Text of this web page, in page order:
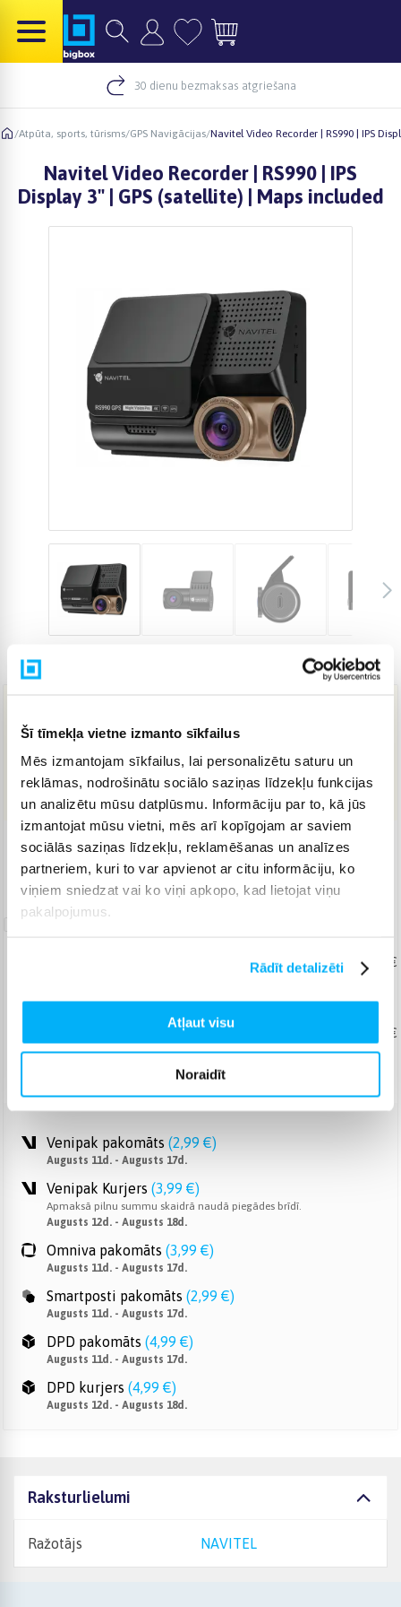
Šī tīmekļa vietne izmanto sīkfailus
Mēs izmantojam sīkfailus, lai personalizētu saturu un
reklāmas, nodrošinātu sociālo saziņas līdzekļu funkcijas
un analizētu mūsu datplūsmu. Informāciju par to, kā jūs
izmantojat mūsu vietni, mēs arī kopīgojam ar saviem
sociālās saziņas līdzekļu, reklamēšanas un analīzes
partneriem, kuri to var apvienot ar citu informāciju, ko
viņiem sniedzat vai ko viņi apkopo, kad lietojat viņu
pakalpojumus.
Rādīt detalizēti
Atļaut visu
Noraidīt
30 dienu bezmaksas atgriešana
/Atpūta, sports, tūrisms/GPS Navigācijas/Navitel Video Recorder | RS990 | IPS
Navitel Video Recorder | RS990 | IPS
Display 3" | GPS (satellite) | Maps included
Preces kods 4574734
199,38 €
IELIKT GROZĀ
Piegāde: 3-7 d.d.
Norēķinieties bez papildmaksas 6 mēn.
Garantijas
No 48,86 €
No 64,81 €
Venipak pakomāts (2,99 €)
Augusts 11d. - Augusts 17d.
Venipak Kurjers (3,99 €)
Apmaksā pilnu summu skaidrā naudā piegādes brīdī.
Augusts 12d. - Augusts 18d.
Omniva pakomāts (3,99 €)
Augusts 11d. - Augusts 17d.
Smartposti pakomāts (2,99 €)
Augusts 11d. - Augusts 17d.
DPD pakomāts (4,99 €)
Augusts 11d. - Augusts 17d.
DPD kurjers (4,99 €)
Augusts 12d. - Augusts 18d.
Raksturlielumi
Ražotājs NAVITEL